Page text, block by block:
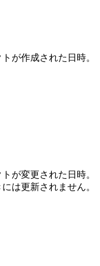
が作成された日時。
が変更された日時。
は更新されません。